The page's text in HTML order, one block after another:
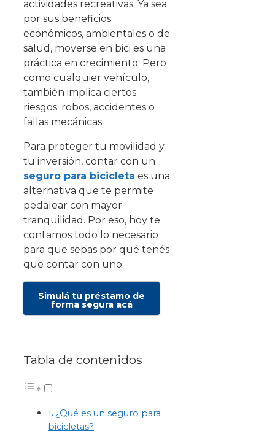
actividades recreativas. Ya sea
por sus beneficios
económicos, ambientales o de
salud, moverse en bici es una
práctica en crecimiento. Pero
como cualquier vehículo,
también implica ciertos
riesgos: robos, accidentes o
fallas mecánicas.
Para proteger tu movilidad y
tu inversión, contar con un
seguro para bicicleta es una
alternativa que te permite
pedalear con mayor
tranquilidad. Por eso, hoy te
contamos todo lo necesario
para que sepas por qué tenés
que contar con uno.
Simulá tu préstamo de
forma segura acá
Tabla de contenidos
¿Qué es un seguro para
bicicletas?